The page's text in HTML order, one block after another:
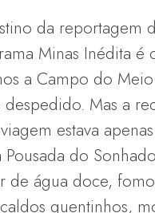
da reportagem
Minas Inédita é
a Campo do
despedido. Mas a
estava apenas
do
de água doce,
quentinhos,